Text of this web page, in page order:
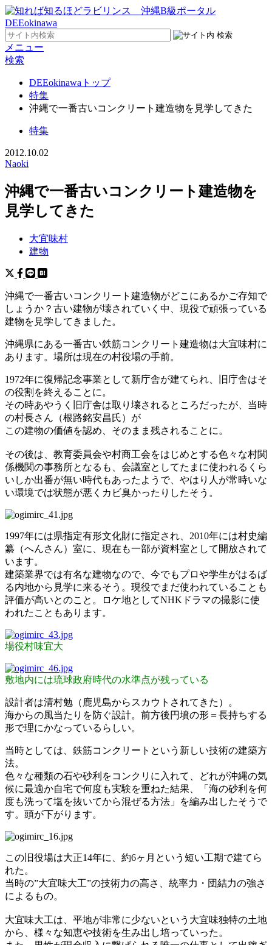
メニュー
検索
DEEokinawaトップ
特集
沖縄で一番古いコンクリート建造物を見学してきた
特集
2012.10.02
Naoki
沖縄で一番古いコンクリート建造物を
見学してきた
大宜味村
建物
沖縄で一番古いコンクリート建造物がどこにあるかご存知で
しょうか？古い建物が壊されていく中、現役で頑張っている
建物を見学してきました。
沖縄県にある一番古い鉄筋コンクリート建造物は大宜味村に
あります。場所は現在の村役場の手前。
1972年に復帰記念事業として新庁舎が建てられ、旧庁舎はそ
の役割を終えることに。
その時あやうく旧庁舎は取り壊されるところだったが、当時
の村長さん（根路銘安昌氏）が
この建物の価値を認め、そのまま残されることに。
その後は、教育委員会や村商工会をはじめとする色々な村関
係機関の事務所となるも、会議室としてたまに使われるくら
いしか出番が無い時代もあったようで、やはり人が常時いな
い環境では状態が悪くカビ臭かったりしたそう。
1997年には県指定有形文化財に指定され、2010年には村史編
纂（へんさん）室に、現在も一部が資料室として開放されて
います。
建築業界では有名な建物なので、今でもプロや学生がはるば
る内地から見学に来るそう。現役でまだ使われていることも
評価が高いとのこと。ロケ地としてNHKドラマの撮影に使
われたこともあります。
場役村味宜大
敷地内には琉球政府時代の水準点が残っている
設計者は清村勉（鹿児島からスカウトされてきた）。
海からの風当たりを防ぐ設計。前方後円墳の形＝長持ちする
形で理にかなっているらしい。
当時としては、鉄筋コンクリートという新しい技術の建築方
法。
色々な種類の石や砂利をコンクリに入れて、どれが沖縄の気
候に最適か自宅で何度も実験を重ねた結果、「海の砂利を何
度も洗って塩を抜いてから混ぜる方法」を編み出したそうで
す。頭が下がります。
この旧役場は大正14年に、約6ヶ月という短い工期で建てら
れた。
当時の”大宜味大工”の技術力の高さ、統率力・団結力の強さ
によるもの。
大宜味大工は、平地が非常に少ないという大宜味独特の土地
から、様々な知恵や技術を生み出し培っていった。